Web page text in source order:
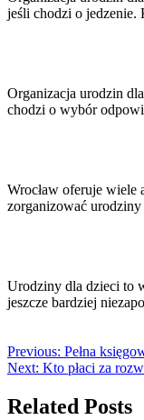
jeśli chodzi o
Organizacja urodzin
chodzi o wybór
Wrocław oferuje wiele
zorganizować
Urodziny dla dzieci to
jeszcze bardziej
Previous: Pełna
Next: Kto płaci za
Related Posts